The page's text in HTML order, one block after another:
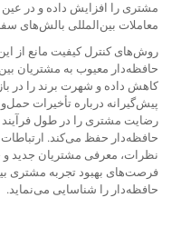
مشتری را افزایش داده و در
معاملات بین‌المللی بالش‌های
روش‌های کنترل کیفیت مانع از
حافظه‌دار معیوب به مشتریان
کاهش داده و شهرت برند را در
پیش‌گیرانه درباره تأخیرات
رضایت مشتری را در طول
حافظه‌دار حفظ می‌کند.
نظرات، معرفی مشتریان جدید
فرصت‌های بهبود تجربه مشتری
حافظه‌دار را شناسایی می‌نماید.